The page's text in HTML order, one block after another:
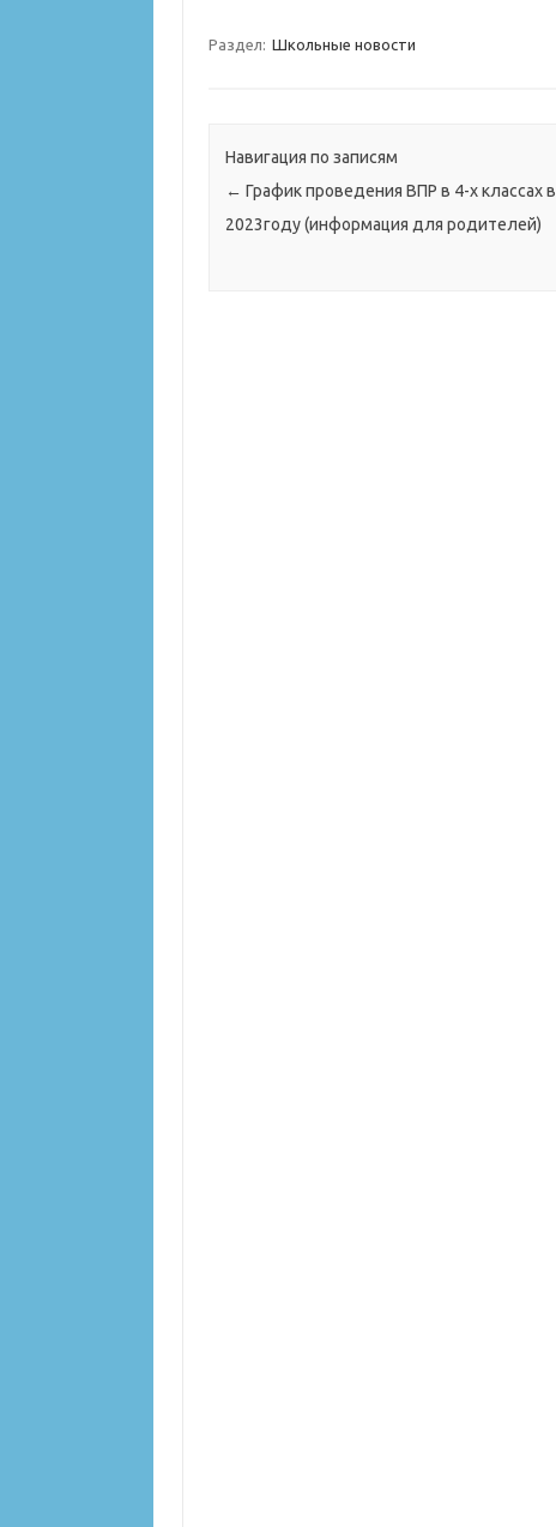
Раздел: Школьные новости
Навигация по записям
← График проведения ВПР в 4-х классах в
2023году (информация для родителей)